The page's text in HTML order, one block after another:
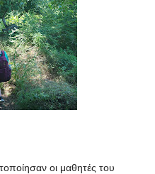
οι μαθητές του